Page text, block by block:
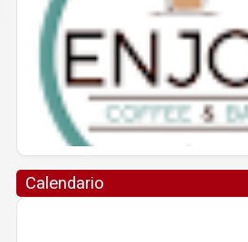
Calendario